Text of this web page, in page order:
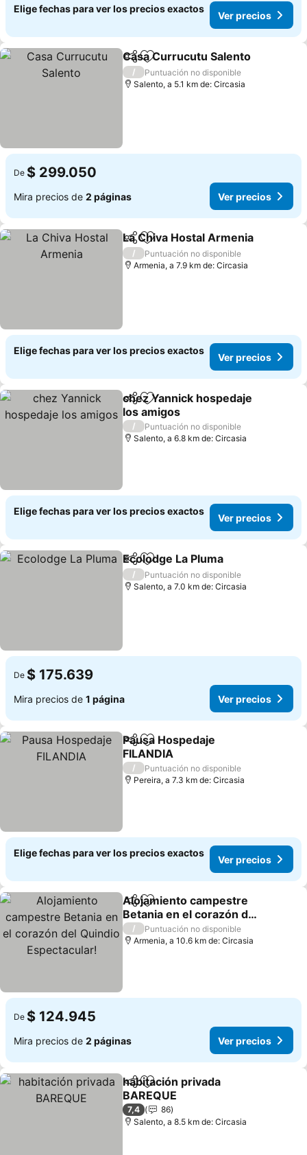
Elige fechas para ver los precios exactos
Ver precios
CompartirAgregar a favoritos
Casa Currucutu Salento
/
Puntuación no disponible
Salento, a 5.1 km de: Circasia
De $ 299.050
Mira precios de 2 páginas Ver precios
CompartirAgregar a favoritos
La Chiva Hostal Armenia
/
Puntuación no disponible
Armenia, a 7.9 km de: Circasia
Elige fechas para ver los precios exactos
Ver precios
CompartirAgregar a favoritos
chez Yannick hospedaje
los amigos
Ver precios
/
Puntuación no disponible
Salento, a 6.8 km de: Circasia
Elige fechas para ver los precios exactos
Ver precios
CompartirAgregar a favoritos
Ecolodge La Pluma
/
Puntuación no disponible
Salento, a 7.0 km de: Circasia
De $ 175.639
Mira precios de 1 página Ver precios
CompartirAgregar a favoritos
Pausa Hospedaje
FILANDIA
Ver precios
/
Puntuación no disponible
Pereira, a 7.3 km de: Circasia
Elige fechas para ver los precios exactos
Ver precios
CompartirAgregar a favoritos
Alojamiento campestre
Betania en el corazón del
Quindio Espectacular!
Ver precios
/
Puntuación no disponible
Armenia, a 10.6 km de: Circasia
De $ 124.945
Mira precios de 2 páginas Ver precios
CompartirAgregar a favoritos
habitación privada
BAREQUE
Ver precios
7,4
86
Salento, a 8.5 km de: Circasia